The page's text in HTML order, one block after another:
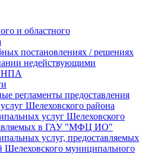
и областного
постановлениях / решениях
недействующими
НПА
регламенты предоставления
Шелеховского района
услуг Шелеховского
в ГАУ "МФЦ ИО"
услуг, предоставляемых
Шелеховского муниципального